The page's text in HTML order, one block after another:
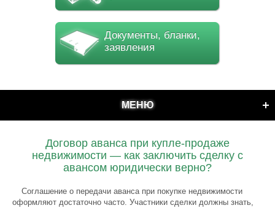
Документы, бланки,
заявления
МЕНЮ
Договор аванса при купле-продаже
недвижимости — как заключить сделку с
авансом юридически верно?
Соглашение о передачи аванса при покупке недвижимости
оформляют достаточно часто. Участники сделки должны знать,